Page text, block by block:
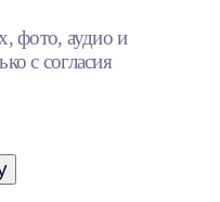
фото, аудио и
с согласия